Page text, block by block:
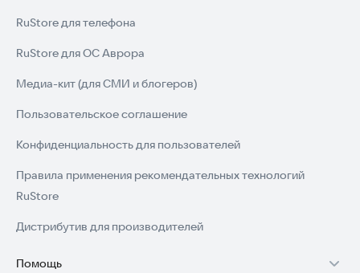
RuStore для телефона
RuStore для ОС Аврора
Медиа-кит (для СМИ и блогеров)
Пользовательское соглашение
Конфиденциальность для пользователей
Правила применения рекомендательных технологий
RuStore
Дистрибутив для производителей
Помощь